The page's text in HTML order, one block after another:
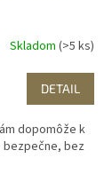
Skladom (>5 ks)
DETAIL
dopomôže k
bezpečne, bez